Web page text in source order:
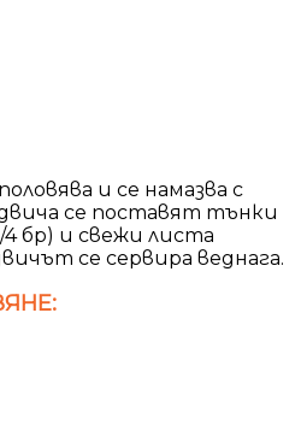
и се намазва с
се поставят тънки
4 бр) и свежи листа
се сервира веднага.